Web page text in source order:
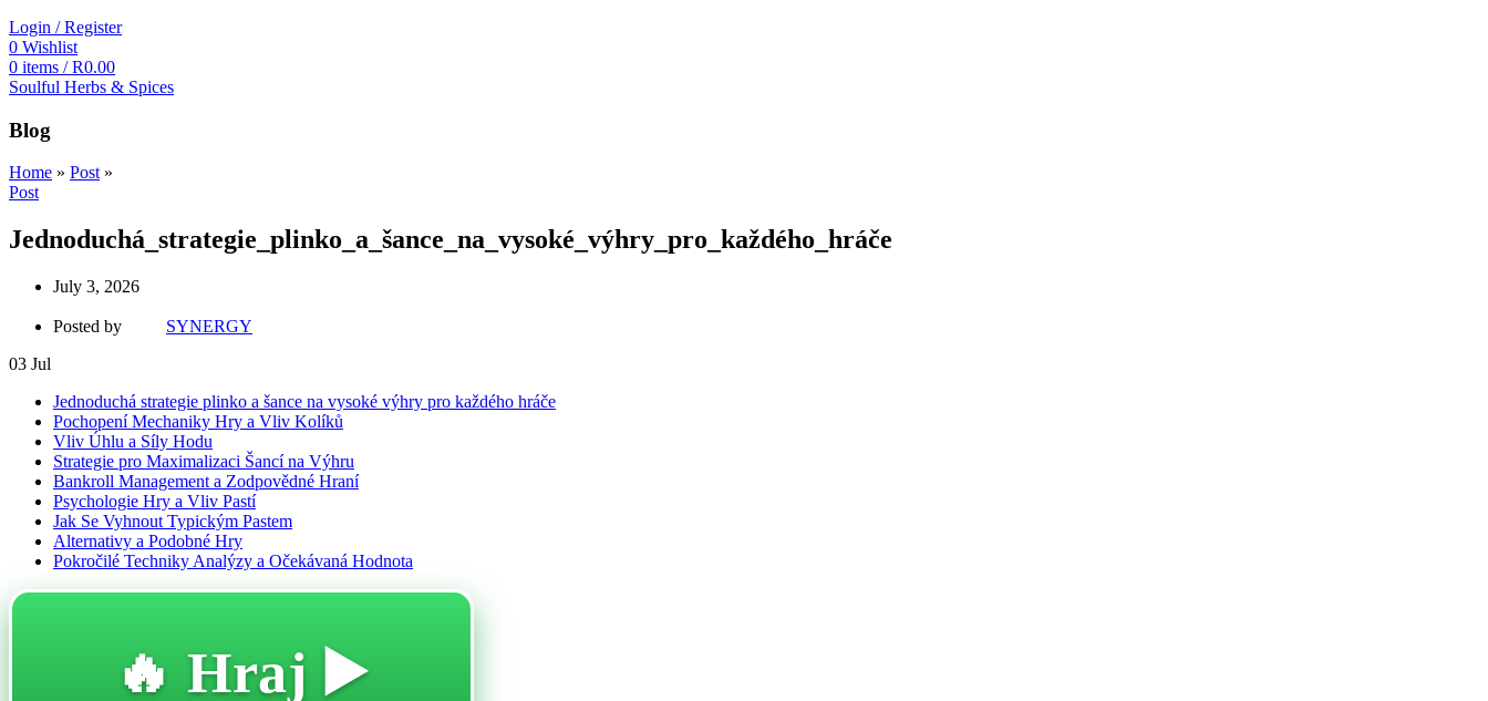
Login / Register
0 Wishlist
0 items / R0.00
Soulful Herbs & Spices
Blog
Home » Post»
Post
Jednoduchá_strategie_plinko_a_šance_na_vysoké_výhry_pro_každého_hráče
July 3, 2026
Posted by
SYNERGY
03 Jul
Jednoduchá strategie plinko a šance na vysoké výhry pro každého hráče
Pochopení Mechaniky Hry a Vliv Kolíků
Vliv Úhlu a Síly Hodu
Strategie pro Maximalizaci Šancí na Výhru
Bankroll Management a Zodpovědné Hraní
Psychologie Hry a Vliv Pastí
Jak Se Vyhnout Typickým Pastem
Alternativy a Podobné Hry
Pokročilé Techniky Analýzy a Očekávaná Hodnota
🔥 Hraj ▶️